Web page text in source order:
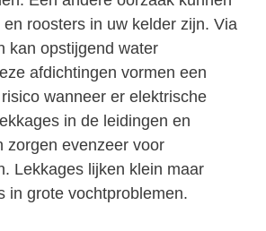
roosters in uw kelder zijn. Via
kan opstijgend water
afdichtingen vormen een
wanneer er elektrische
in de leidingen en
zorgen evenzeer voor
Lekkages lijken klein maar
in grote vochtproblemen.